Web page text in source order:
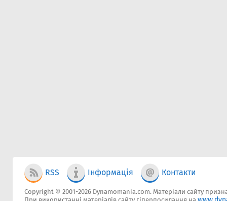
RSS Інформація Контакти
Copyright © 2001-2026 Dynamomania.com. Матеріали сайту